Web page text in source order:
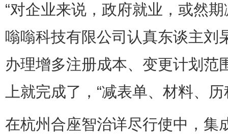
“对企业来说，政府就业，或然
嗡嗡科技有限公司认真东谈主刘
办理增多注册成本、变更计划范
上就完成了，“减表单、材料、
在杭州合座智治详尽行使中，集